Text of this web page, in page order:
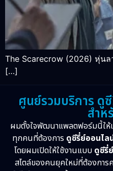
The Scarecrow (2026) หุ่นล
[…]
ศูนย์รวมบริการ ดู
สำ
ผมตั้งใจพัฒนาแพลตฟอร์มนี้ให้
ทุกคนที่ต้องการ ดูซีรี่ย์ออนไล
โดยผมเปิดให้ใช้งานแบบ ดูซีรี่
สไตล์ของคนยุคใหม่ที่ต้องการค